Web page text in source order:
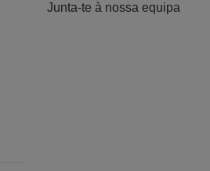
Junta-te à nossa equipa